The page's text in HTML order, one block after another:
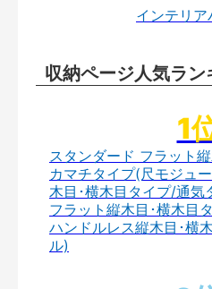
インテリア
収納ページ人気ラン
スタンダード フラット
カマチタイプ(尺モジュ
木目･横木目タイプ/通
フラット縦木目･横木目
ハンドルレス縦木目･横
ル)